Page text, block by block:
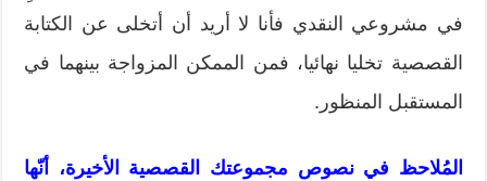
في مشروعي النقدي فأنا لا أريد أن أتخلى عن الكتابة
القصصية تخليا نهائيا، فمن الممكن المزواجة بينهما في
المستقبل المنظور.
المُلاحظ في نصوص مجموعتك القصصية الأخيرة، أنّها